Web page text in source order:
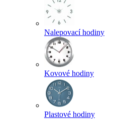
Nalepovací hodiny
Kovové hodiny
Plastové hodiny